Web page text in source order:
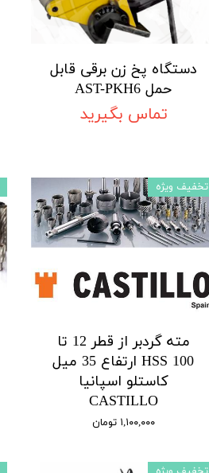
دستگاه پخ زن برقی قابل
حمل AST-PKH6
تماس بگیرید
مته گردبر از قطر 12 تا
100 HSS ارتفاع 35 میل
کاستلو اسپانیا
CASTILLO
۱,۱۰۰,۰۰۰ تومان
تخفیف ویژه